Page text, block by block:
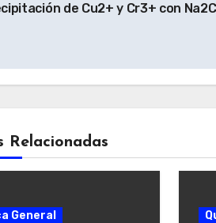
de Cu2+ y Cr3+ con
Relacionadas
General